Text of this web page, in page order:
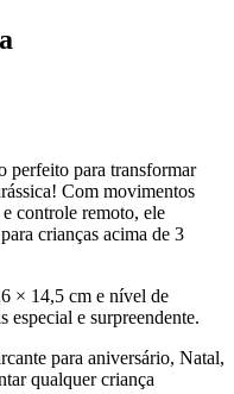
perfeito para transformar
Com movimentos
controle remoto, ele
crianças acima de 3
× 14,5 cm e nível de
especial e surpreendente.
para aniversário, Natal,
qualquer criança